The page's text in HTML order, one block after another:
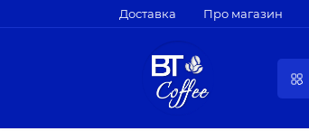
Доставка Про магазин